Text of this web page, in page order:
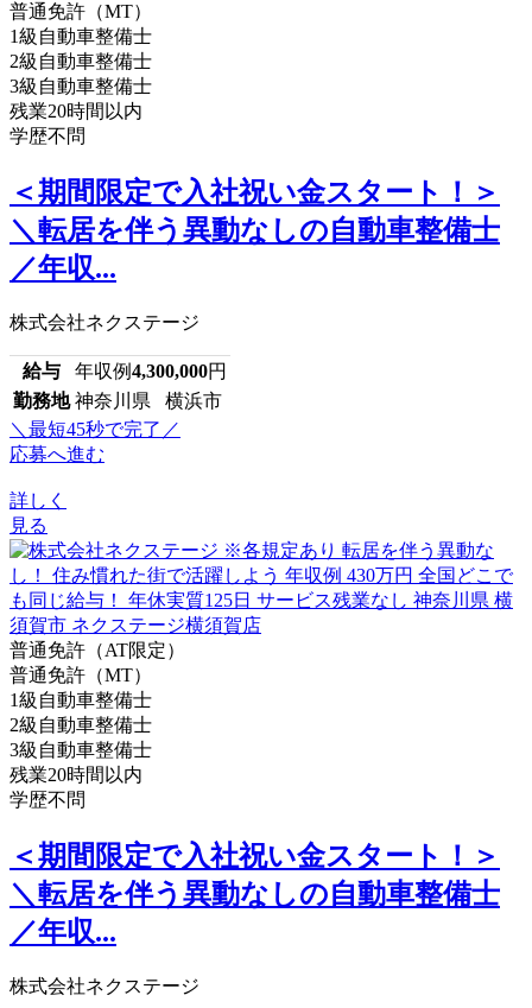
普通免許（MT）
1級自動車整備士
2級自動車整備士
3級自動車整備士
残業20時間以内
学歴不問
＜期間限定で入社祝い金スタート！＞
＼転居を伴う異動なしの自動車整備士
／年収...
株式会社ネクステージ
給与 年収例4,300,000円
勤務地 神奈川県 横浜市
＼最短45秒で完了／
応募へ進む
詳しく
見る
普通免許（AT限定）
普通免許（MT）
1級自動車整備士
2級自動車整備士
3級自動車整備士
残業20時間以内
学歴不問
＜期間限定で入社祝い金スタート！＞
＼転居を伴う異動なしの自動車整備士
／年収...
株式会社ネクステージ